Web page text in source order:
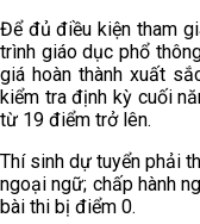
Để đủ điều kiện tham
trình giáo dục phổ
giá hoàn thành xuất
kiểm tra định kỳ cuối
từ 19 điểm trở lên.
Thí sinh dự tuyển phải
ngoại ngữ; chấp hành
bài thi bị điểm 0.